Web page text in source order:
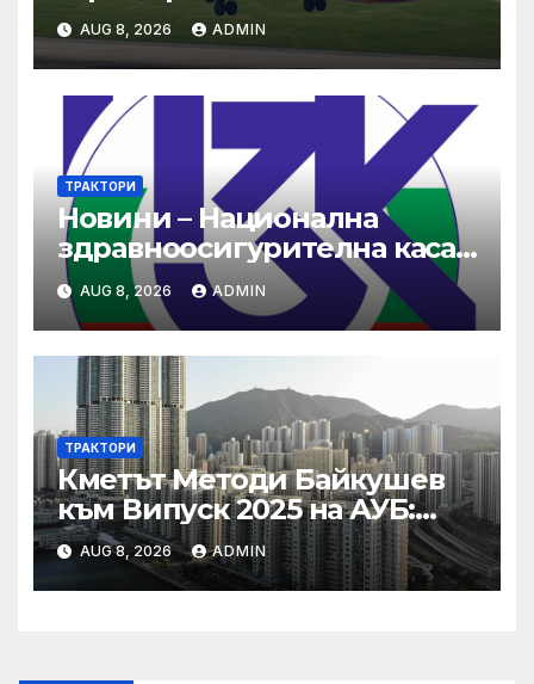
AUG 8, 2026 ADMIN
ТРАКТОРИ
Новини – Национална
здравноосигурителна каса
(НЗОК)
AUG 8, 2026 ADMIN
ТРАКТОРИ
Кметът Методи Байкушев
към Випуск 2025 на АУБ:
“Помнете Благоевград и се
връщайте тук!”
AUG 8, 2026 ADMIN